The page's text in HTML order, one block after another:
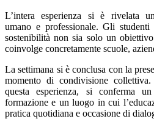
L’intera esperienza si è rivelata
umano e professionale. Gli studenti
sostenibilità non sia solo un
coinvolge concretamente scuole,
La settimana si è conclusa con la
momento di condivisione
questa esperienza, si conferma
formazione e un luogo in cui
pratica quotidiana e occasione di